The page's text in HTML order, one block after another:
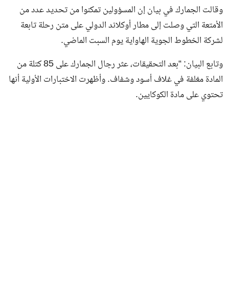
وقالت الجمارك في بيان إن المسؤولين تمكنوا من تحديد عدد من
الأمتعة التي وصلت إلى مطار أوكلاند الدولي على متن رحلة تابعة
لشركة الخطوط الجوية الهاواية يوم السبت الماضي.
وتابع البيان: “بعد التحقيقات، عثر رجال الجمارك على 85 كتلة من
المادة مغلفة في غلاف أسود وشفاف. وأظهرت الاختبارات الأولية أنها
تحتوي على مادة الكوكايين.